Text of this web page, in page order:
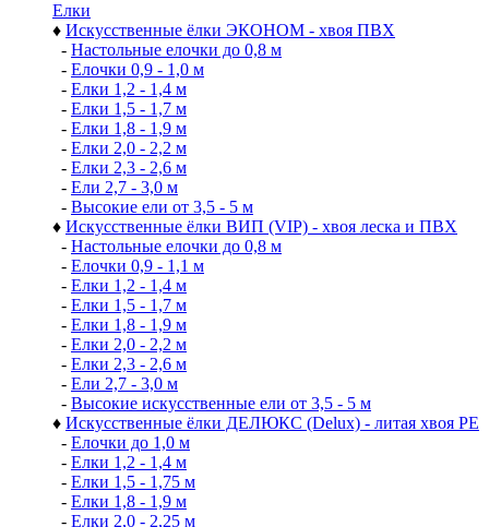
Елки
♦ Искусственные ёлки ЭКОНОМ - хвоя ПВХ
- Настольные елочки до 0,8 м
- Елочки 0,9 - 1,0 м
- Елки 1,2 - 1,4 м
- Елки 1,5 - 1,7 м
- Елки 1,8 - 1,9 м
- Елки 2,0 - 2,2 м
- Елки 2,3 - 2,6 м
- Ели 2,7 - 3,0 м
- Высокие ели от 3,5 - 5 м
♦ Искусственные ёлки ВИП (VIP) - хвоя леска и ПВХ
- Настольные елочки до 0,8 м
- Елочки 0,9 - 1,1 м
- Елки 1,2 - 1,4 м
- Елки 1,5 - 1,7 м
- Елки 1,8 - 1,9 м
- Елки 2,0 - 2,2 м
- Елки 2,3 - 2,6 м
- Ели 2,7 - 3,0 м
- Высокие искусственные ели от 3,5 - 5 м
♦ Искусственные ёлки ДЕЛЮКС (Delux) - литая хвоя РЕ
- Елочки до 1,0 м
- Елки 1,2 - 1,4 м
- Елки 1,5 - 1,75 м
- Елки 1,8 - 1,9 м
- Елки 2,0 - 2,25 м